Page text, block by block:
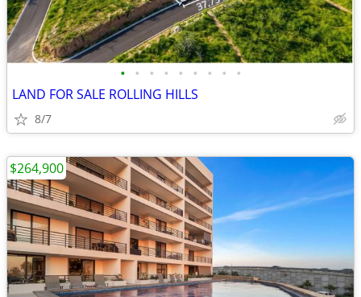
• • • • • • • • •
LAND FOR SALE ROLLING HILLS
8/7
$264,900